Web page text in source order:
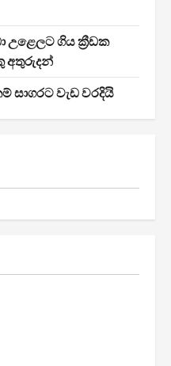
උළෙලට ගිය ක්‍රීඩක
අතුරුදන්
වැඩ වරදියි